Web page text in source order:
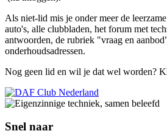
Als niet-lid mis je onder meer de
auto's, alle clubbladen, het forum met
antwoorden, de rubriek "vraag en
onderhoudsadressen.
Nog geen lid en wil je dat wel worden?
Snel naar